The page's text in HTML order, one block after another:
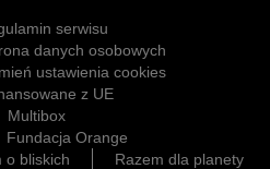
serwisu
danych osobowych
ustawienia cookies
z UE
Multibox
Fundacja Orange
o bliskich Razem dla planety